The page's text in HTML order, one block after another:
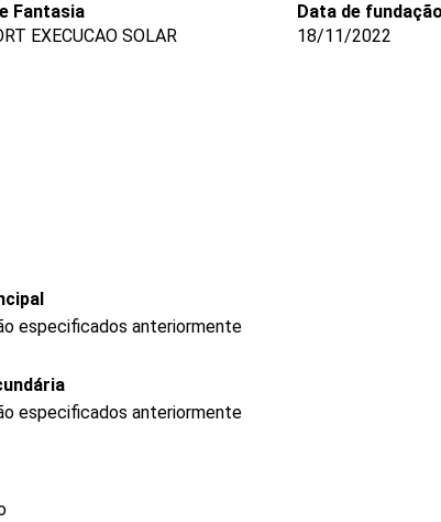
Fantasia
EXECUCAO SOLAR
Data de fundação
18/11/2022
especificados anteriormente
especificados anteriormente